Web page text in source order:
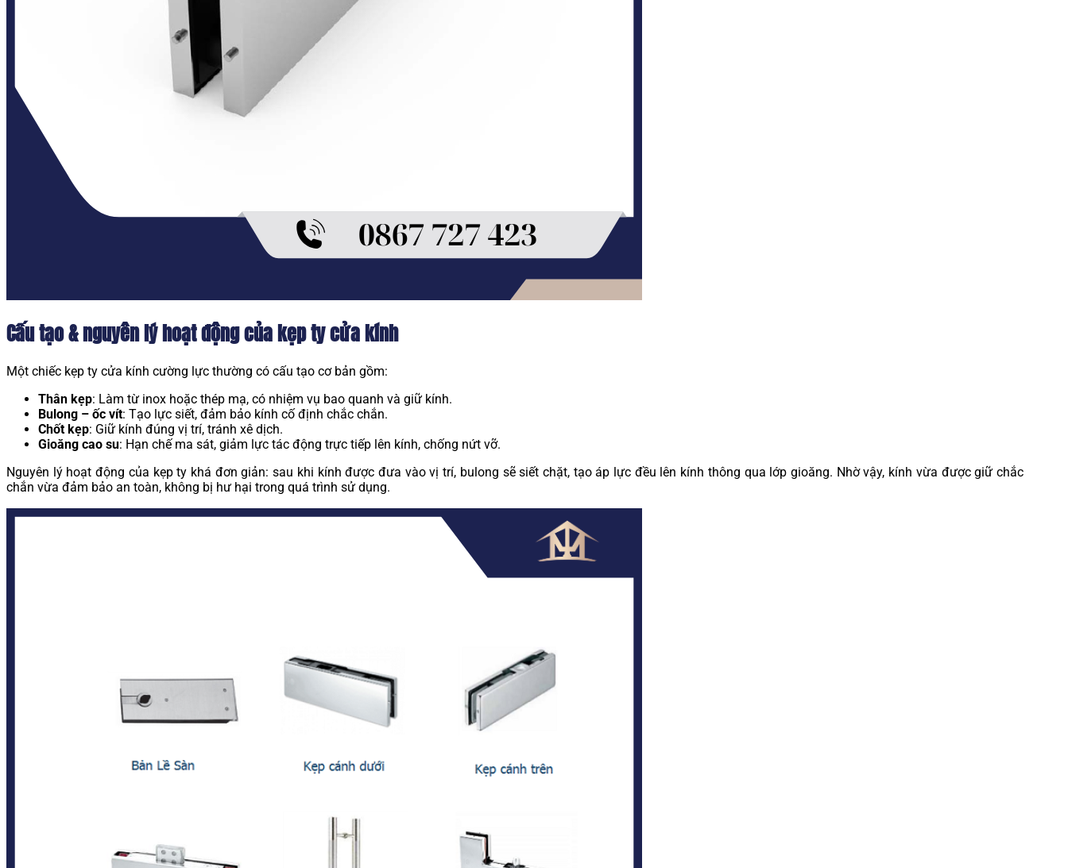
Cấu tạo & nguyên lý hoạt động của kẹp ty cửa kính
Một chiếc kẹp ty cửa kính cường lực thường có cấu tạo cơ bản gồm:
Thân kẹp: Làm từ inox hoặc thép mạ, có nhiệm vụ bao quanh và giữ kính.
Bulong – ốc vít: Tạo lực siết, đảm bảo kính cố định chắc chắn.
Chốt kẹp: Giữ kính đúng vị trí, tránh xê dịch.
Gioăng cao su: Hạn chế ma sát, giảm lực tác động trực tiếp lên kính, chống nứt vỡ.
Nguyên lý hoạt động của kẹp ty khá đơn giản: sau khi kính được đưa vào vị trí, bulong sẽ siết chặt, tạo áp lực đều lên kính thông qua lớp gioăng. Nhờ vậy, kính vừa được giữ chắc
chắn vừa đảm bảo an toàn, không bị hư hại trong quá trình sử dụng.